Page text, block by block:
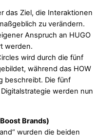
das Ziel, die Interaktionen
zu verändern.
Anspruch an HUGO
werden.
wird durch die fünf
während das HOW
beschreibt. Die fünf
werden nun
Brands)
wurden die beiden